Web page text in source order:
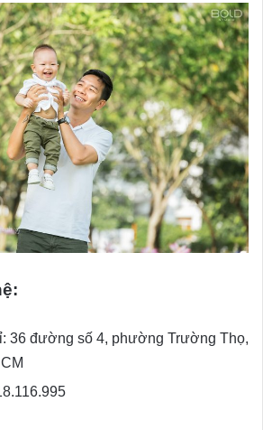
36 đường số 4, phường Trường Thọ,